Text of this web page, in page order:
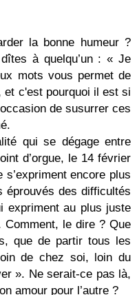
la bonne humeur ?
à quelqu’un : « Je
mots vous permet de
et c'est pourquoi il est si
de susurrer ces
qui se dégage entre
d’orgue, le 14 février
s’expriment encore plus
éprouvés des difficultés
expriment au plus juste
Comment, le dire ? Que
que de partir tous les
de chez soi, loin du
». Ne serait-ce pas là,
amour pour l’autre ?